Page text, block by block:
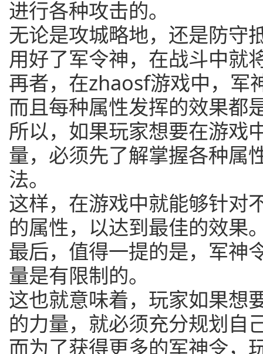
进行各种攻击的。
无论是攻城略地，还是防守
用好了军令神，在战斗中就
再者，在zhaosf游戏中，军
而且每种属性发挥的效果都
所以，如果玩家想要在游戏
量，必须先了解掌握各种属
法。
这样，在游戏中就能够针对
的属性，以达到最佳的效果
最后，值得一提的是，军神
量是有限制的。
这也就意味着，玩家如果想
的力量，就必须充分规划自
而为了获得更多的军神令，